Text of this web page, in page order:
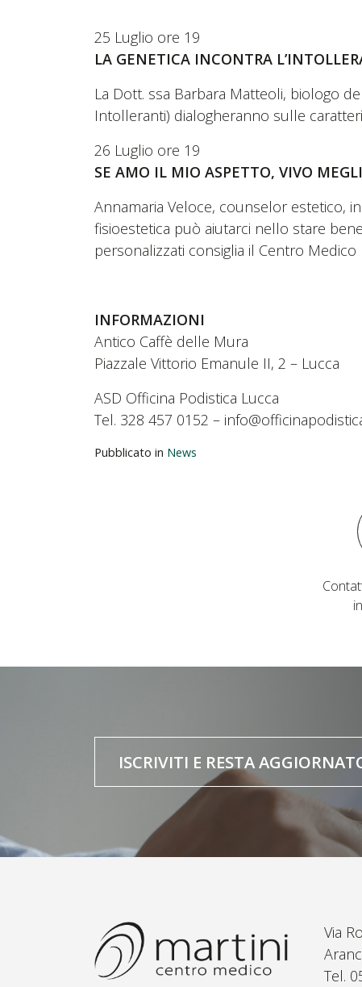
25 Luglio ore 19
LA GENETICA INCONTRA
La Dott. ssa Barbara Matteoli, biologo
Intolleranti) dialogheranno sulle
26 Luglio ore 19
SE AMO IL MIO ASPETTO, VIVO
Annamaria Veloce, counselor estetico,
fisioestetica può aiutarci nello stare
personalizzati consiglia il Centro Medico
INFORMAZIONI
Antico Caffè delle Mura
Piazzale Vittorio Emanule II, 2 – Lucca
ASD Officina Podistica Lucca
Tel. 328 457 0152 –
Pubblicato in News
ISCRIVITI E RESTA
Via
Tel.